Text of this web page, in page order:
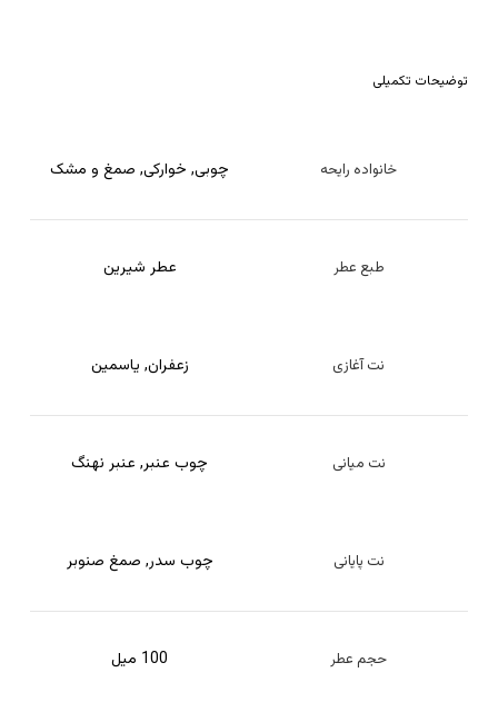
توضیحات تکمیلی
خانواده رایحه چوبی, خوارکی, صمغ و مشک
طبع عطر عطر شیرین
نت آغازی زعفران, یاسمین
نت میانی چوب عنبر, عنبر نهنگ
نت پایانی چوب سدر, صمغ صنوبر
حجم عطر 100 میل